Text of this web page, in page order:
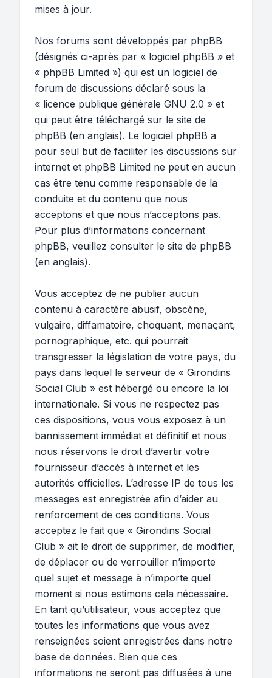
mises à jour.
Nos forums sont développés par phpBB
(désignés ci-après par « logiciel phpBB » et
« phpBB Limited ») qui est un logiciel de
forum de discussions déclaré sous la
« licence publique générale GNU 2.0 » et
qui peut être téléchargé sur le site de
phpBB (en anglais). Le logiciel phpBB a
pour seul but de faciliter les discussions sur
internet et phpBB Limited ne peut en aucun
cas être tenu comme responsable de la
conduite et du contenu que nous
acceptons et que nous n’acceptons pas.
Pour plus d’informations concernant
phpBB, veuillez consulter le site de phpBB
(en anglais).
Vous acceptez de ne publier aucun
contenu à caractère abusif, obscène,
vulgaire, diffamatoire, choquant, menaçant,
pornographique, etc. qui pourrait
transgresser la législation de votre pays, du
pays dans lequel le serveur de « Girondins
Social Club » est hébergé ou encore la loi
internationale. Si vous ne respectez pas
ces dispositions, vous vous exposez à un
bannissement immédiat et définitif et nous
nous réservons le droit d’avertir votre
fournisseur d’accès à internet et les
autorités officielles. L’adresse IP de tous les
messages est enregistrée afin d’aider au
renforcement de ces conditions. Vous
acceptez le fait que « Girondins Social
Club » ait le droit de supprimer, de modifier,
de déplacer ou de verrouiller n’importe
quel sujet et message à n’importe quel
moment si nous estimons cela nécessaire.
En tant qu’utilisateur, vous acceptez que
toutes les informations que vous avez
renseignées soient enregistrées dans notre
base de données. Bien que ces
informations ne seront pas diffusées à une